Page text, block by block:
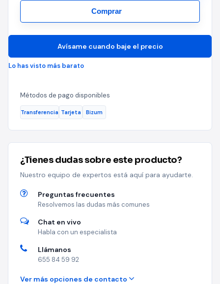
Comprar
Avísame cuando baje el precio
Lo has visto más barato
Métodos de pago disponibles
Transferencia Tarjeta Bizum
¿Tienes dudas sobre este producto?
Nuestro equipo de expertos está aquí para ayudarte.
Preguntas frecuentes
Resolvemos las dudas más comunes
Chat en vivo
Habla con un especialista
Llámanos
655 84 59 92
Ver más opciones de contacto